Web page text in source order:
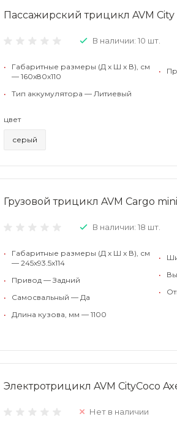
Пассажирский трицикл AVM City
В наличии: 10 шт.
•
Габаритные размеры (Д x Ш x В), см
— 160x80x110
•
Тип аккумулятора — Литиевый
•
цвет
серый
Грузовой трицикл AVM Cargo
В наличии: 18 шт.
•
Габаритные размеры (Д x Ш x В), см
— 245x93.5x114
•
Привод — Задний
•
Самосвальный — Да
•
Длина кузова, мм — 1100
•
•
•
Электротрицикл AVM CityCoco
Нет в наличии